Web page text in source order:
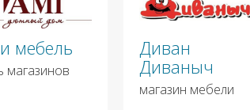
мебель
магазинов
Диван
Диваныч
магазин мебели